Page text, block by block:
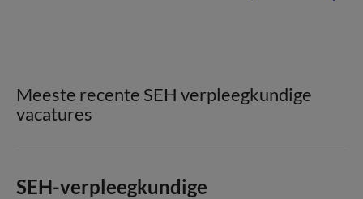
Meeste recente SEH verpleegkundige
vacatures
SEH-verpleegkundige